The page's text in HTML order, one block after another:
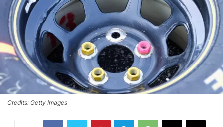
Credits: Getty Images